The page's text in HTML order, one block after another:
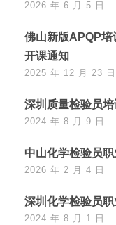
2026 年 6 月 5 日
佛山新版APQP培
开课通知
2025 年 12 月 23 日
深圳质量检验员
2024 年 8 月 9 日
中山化学检验员
2026 年 2 月 4 日
深圳化学检验员
2024 年 8 月 1 日